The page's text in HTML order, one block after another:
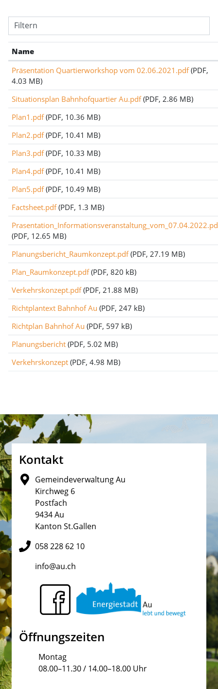
Filtern
Name
Präsentation Quartierworkshop vom 02.06.2021.pdf (PDF,
4.03 MB)
Situationsplan Bahnhofquartier Au.pdf (PDF, 2.86 MB)
Plan1.pdf (PDF, 10.36 MB)
Plan2.pdf (PDF, 10.41 MB)
Plan3.pdf (PDF, 10.33 MB)
Plan4.pdf (PDF, 10.41 MB)
Plan5.pdf (PDF, 10.49 MB)
Factsheet.pdf (PDF, 1.3 MB)
(PDF, 12.65 MB)
Planungsbericht_Raumkonzept.pdf (PDF, 27.19 MB)
Plan_Raumkonzept.pdf (PDF, 820 kB)
Verkehrskonzept.pdf (PDF, 21.88 MB)
Richtplantext Bahnhof Au (PDF, 247 kB)
Richtplan Bahnhof Au (PDF, 597 kB)
Planungsbericht (PDF, 5.02 MB)
Verkehrskonzept (PDF, 4.98 MB)
Fusszeile
Kontakt
Gemeindeverwaltung Au
Kirchweg 6
Postfach
9434 Au
Kanton St.Gallen
058 228 62 10
info@au.ch
Öffnungszeiten
Montag
08.00–11.30 / 14.00–18.00 Uhr